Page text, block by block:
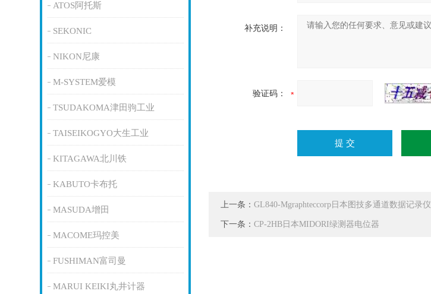
ATOS阿托斯
SEKONIC
NIKON尼康
M-SYSTEM爱模
TSUDAKOMA津田驹工业
TAISEIKOGYO大生工业
KITAGAWA北川铁
KABUTO卡布托
MASUDA增田
MACOME玛控美
FUSHIMAN富司曼
MARUI KEIKI丸井计器
补充说明：
验证码：
上一条：GL840-Mgraphteccorp日本图技多通道数据记录仪
下一条：CP-2HB日本MIDORI绿测器电位器